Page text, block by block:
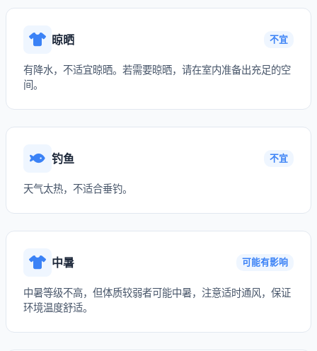
晾晒 不宜
有降水，不适宜晾晒。若需要晾晒，请在室内准备出充足的空
间。
钓鱼 不宜
天气太热，不适合垂钓。
中暑 可能有影响
中暑等级不高，但体质较弱者可能中暑，注意适时通风，保证
环境温度舒适。